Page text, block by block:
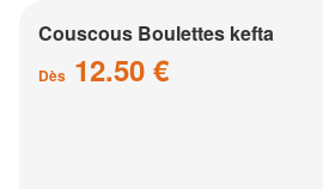
Couscous Boulettes kefta
Dès 12.50 €